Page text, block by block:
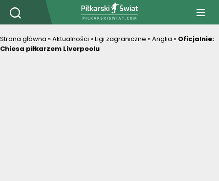
PiłkarskiSwiat.com
Strona główna »Aktualności »Ligi zagraniczne »Anglia » Oficjalnie:
Chiesa piłkarzem Liverpoolu